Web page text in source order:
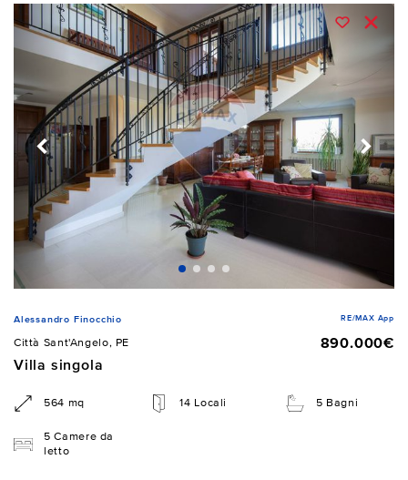
Alessandro Finocchio RE/MAX App
Città Sant'Angelo, PE
890.000€
Villa singola
564 mq 14 Locali 5 Bagni
5 Camere da
letto